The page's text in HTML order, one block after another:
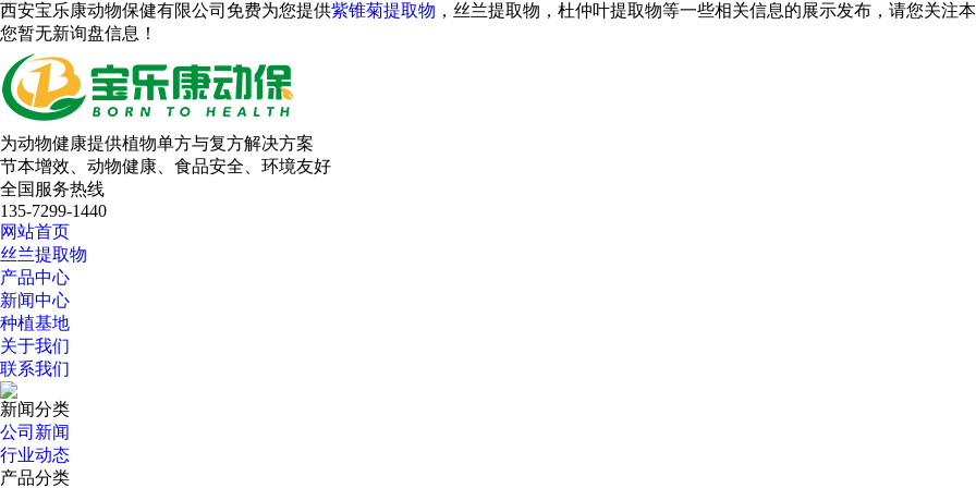
西安宝乐康动物保健有限公司免费为您提供紫锥菊提取物 ，丝兰提取物，杜仲叶提取物等一些相关信息的展示发布，请您关注
您暂无新询盘信息！
为动物健康提供植物单方与复方解决方案
节本增效、动物健康、食品安全、环境友好
全国服务热线
135-7299-1440
网站首页
丝兰提取物
产品中心
新闻中心
种植基地
关于我们
联系我们
新闻分类
公司新闻
行业动态
产品分类